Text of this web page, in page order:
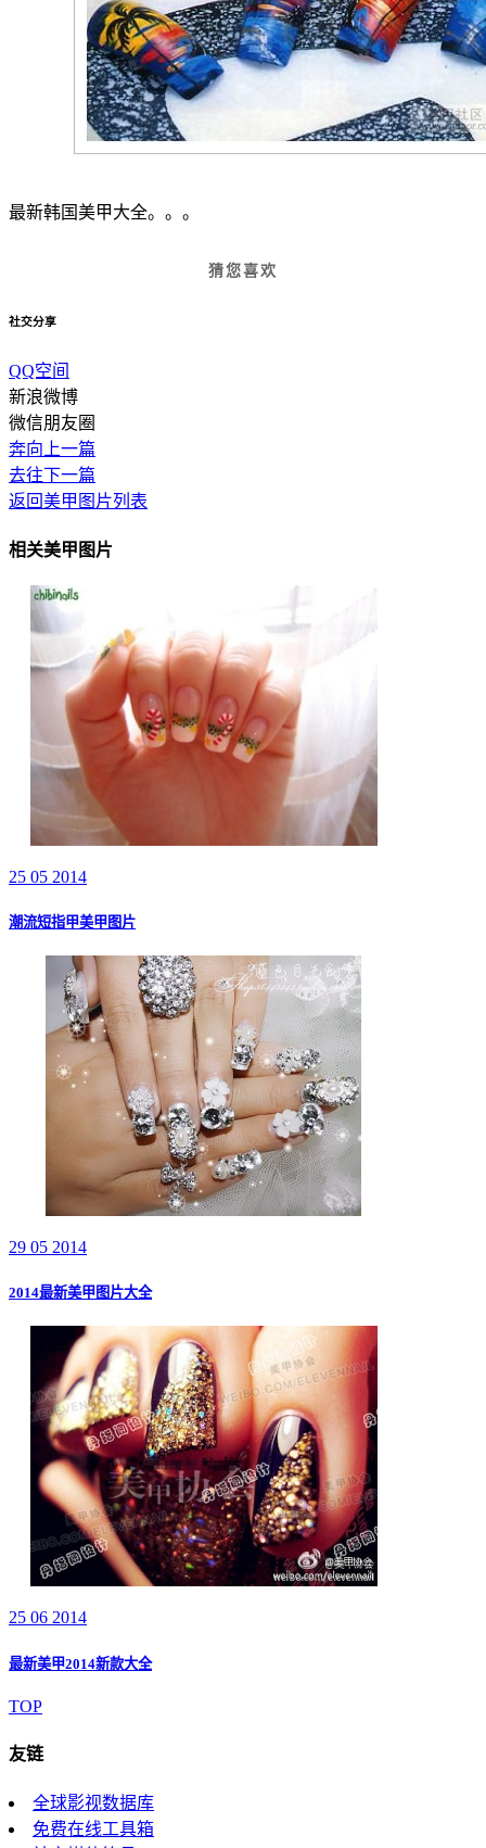
最新韩国美甲大全。。。
猜您喜欢
社交分享
QQ空间
新浪微博
微信朋友圈
奔向上一篇
去往下一篇
返回美甲图片列表
相关美甲图片
25 05 2014
潮流短指甲美甲图片
29 05 2014
2014最新美甲图片大全
25 06 2014
最新美甲2014新款大全
TOP
友链
全球影视数据库
免费在线工具箱